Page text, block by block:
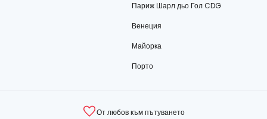
Париж Шарл дьо Гол CDG
Венеция
Майорка
Порто
От любов към пътуването